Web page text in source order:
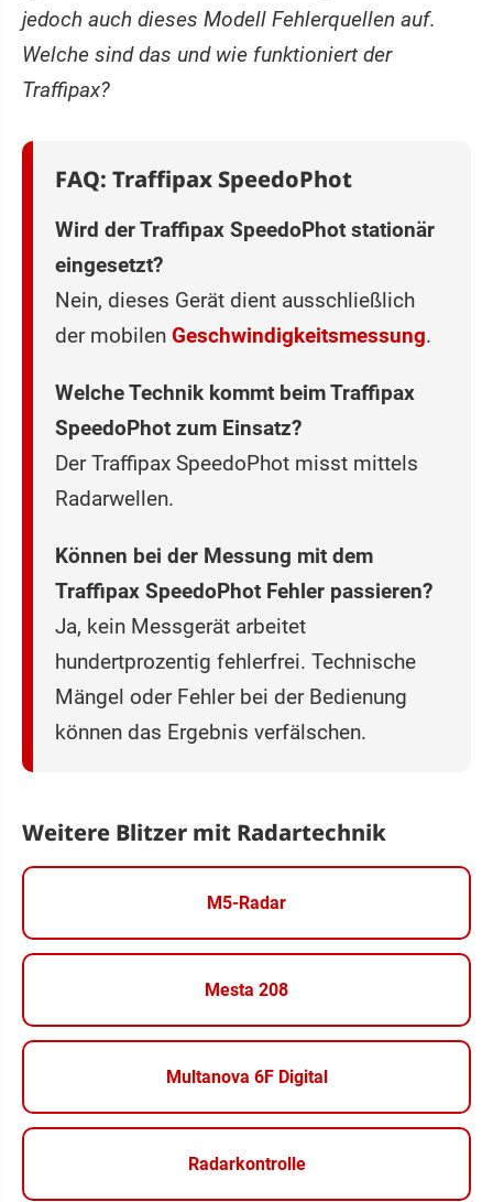
jedoch auch dieses Modell Fehlerquellen auf.
Welche sind das und wie funktioniert der
Traffipax?
FAQ: Traffipax SpeedoPhot
Wird der Traffipax SpeedoPhot stationär
eingesetzt?
Nein, dieses Gerät dient ausschließlich
der mobilen Geschwindigkeitsmessung.
Welche Technik kommt beim Traffipax
SpeedoPhot zum Einsatz?
Der Traffipax SpeedoPhot misst mittels
Radarwellen.
Können bei der Messung mit dem
Traffipax SpeedoPhot Fehler passieren?
Ja, kein Messgerät arbeitet
hundertprozentig fehlerfrei. Technische
Mängel oder Fehler bei der Bedienung
können das Ergebnis verfälschen.
Weitere Blitzer mit Radartechnik
M5-Radar
Mesta 208
Multanova 6F Digital
Radarkontrolle